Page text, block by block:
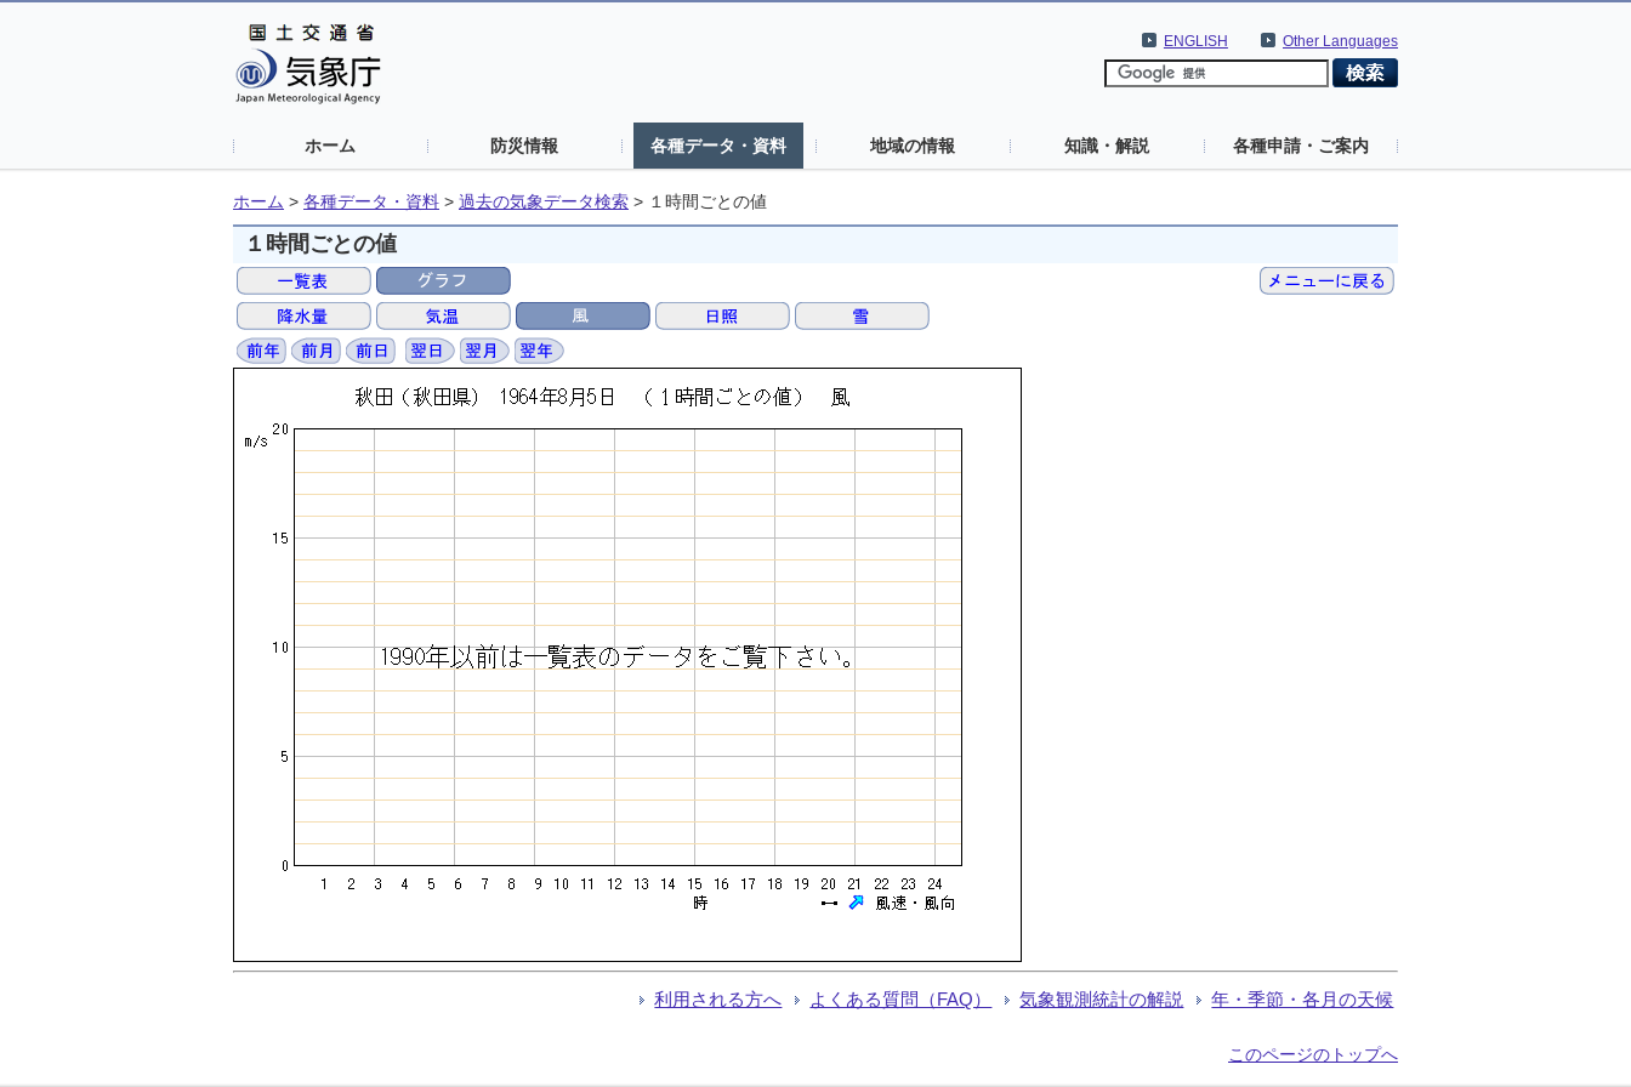
Other Languages
ENGLISH
ホーム 防災情報 各種データ・資料 地域の情報 知識・解説 各種申請・ご案内
ホーム > 各種データ・資料 > 過去の気象データ検索 > １時間ごとの値
１時間ごとの値
利用される方へ よくある質問（FAQ） 気象観測統計の解説 年・季節・各月の天候
このページのトップへ